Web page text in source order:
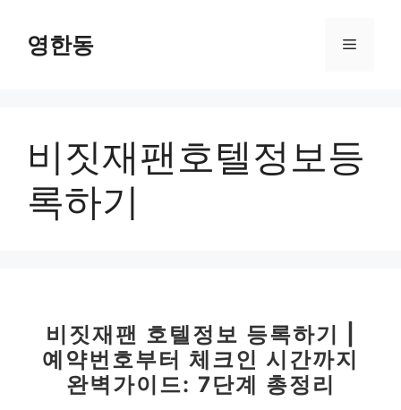
영한동 메
비짓재팬호텔정보등
록하기
비짓재팬 호텔정보 등록하기 |
예약번호부터 체크인 시간까지
완벽가이드: 7단계 총정리